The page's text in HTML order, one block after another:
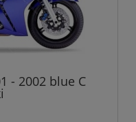
- 2002 blue C